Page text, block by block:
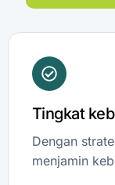
Tingkat
Dengan
menjamin